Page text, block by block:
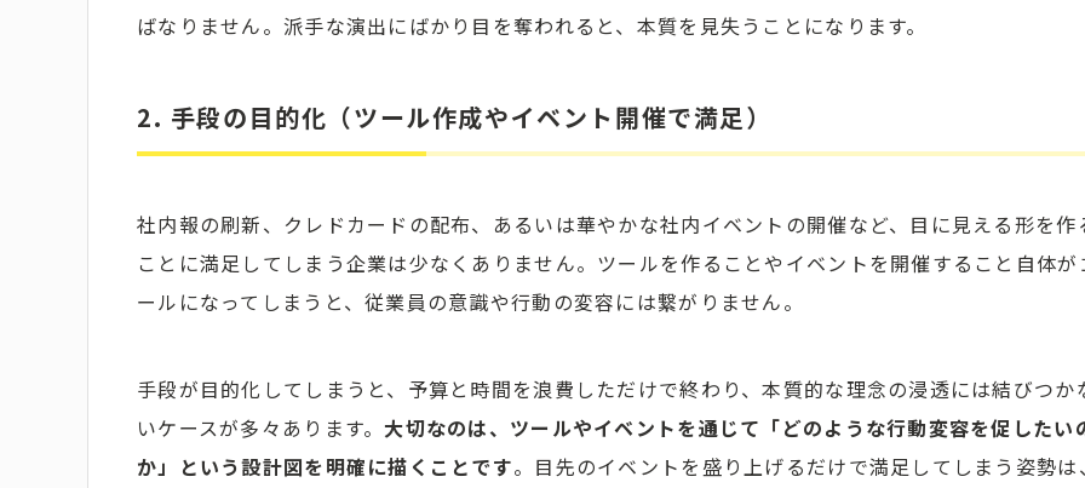
ばなりません。派手な演出にばかり目を奪われると、本質を見失うことになります。
2. 手段の目的化（ツール作成やイベント開催で満足）
社内報の刷新、クレドカードの配布、あるいは華やかな社内イベントの開催など、目に見える形を作
ことに満足してしまう企業は少なくありません。ツールを作ることやイベントを開催すること自体が
ールになってしまうと、従業員の意識や行動の変容には繋がりません。
手段が目的化してしまうと、予算と時間を浪費しただけで終わり、本質的な理念の浸透には結びつか
いケースが多々あります。 大切なのは、ツールやイベントを通じて「どのような行動変容を促したい
か」という設計図を明確に描くことです。目先のイベントを盛り上げるだけで満足してしまう姿勢は、